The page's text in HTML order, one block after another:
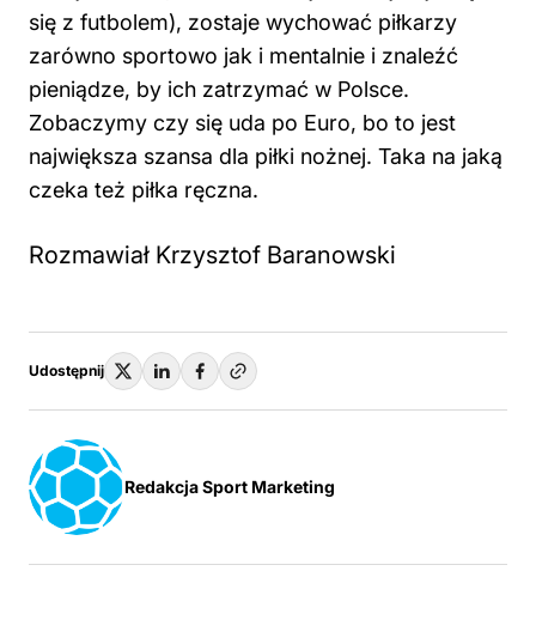
się z futbolem), zostaje wychować piłkarzy
zarówno sportowo jak i mentalnie i znaleźć
pieniądze, by ich zatrzymać w Polsce.
Zobaczymy czy się uda po Euro, bo to jest
największa szansa dla piłki nożnej. Taka na jaką
czeka też piłka ręczna.
Rozmawiał Krzysztof Baranowski
Udostępnij
Redakcja Sport Marketing